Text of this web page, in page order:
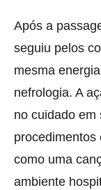
Após a
seguiu pelos
mesma
nefrologia. A
no cuidado em
procedimentos
como uma
ambiente